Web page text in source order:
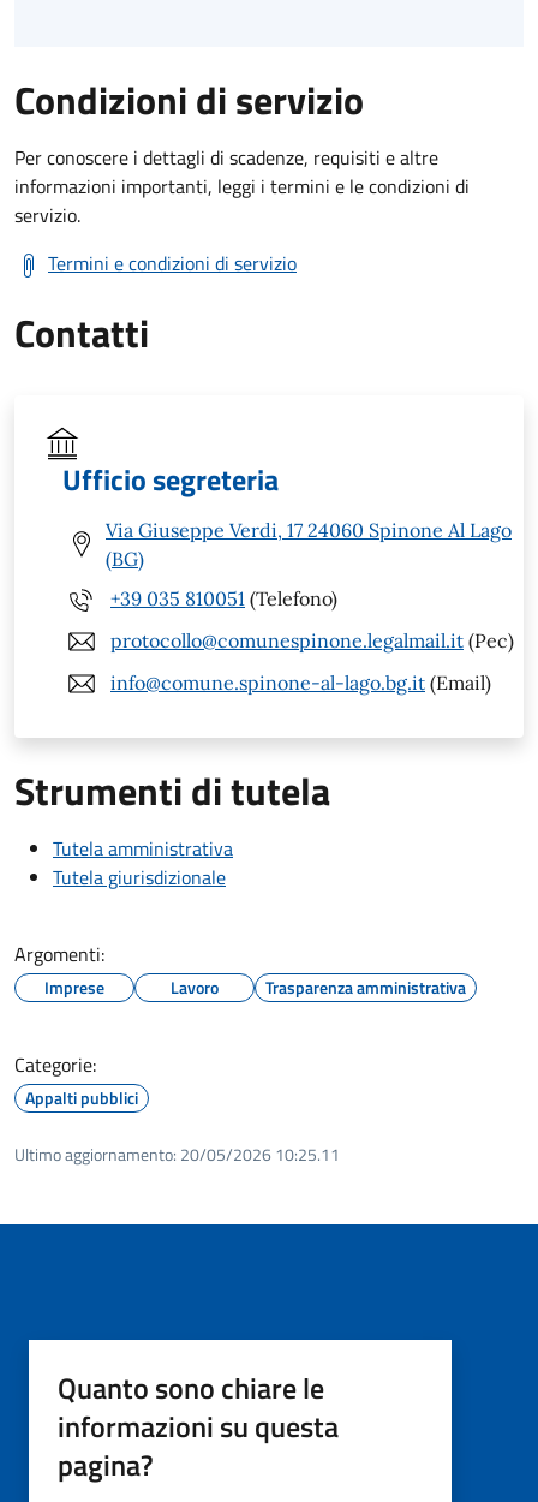
Condizioni di servizio
Per conoscere i dettagli di scadenze, requisiti e altre
informazioni importanti, leggi i termini e le condizioni di
servizio.
Termini e condizioni di servizio
Contatti
Ufficio segreteria
Via Giuseppe Verdi, 17 24060 Spinone Al Lago
(BG)
+39 035 810051 (Telefono)
protocollo@comunespinone.legalmail.it (Pec)
info@comune.spinone-al-lago.bg.it (Email)
Strumenti di tutela
Tutela amministrativa
Tutela giurisdizionale
Argomenti:
Imprese Lavoro Trasparenza amministrativa
Categorie:
Appalti pubblici
Ultimo aggiornamento: 20/05/2026 10:25.11
Quanto sono chiare le
informazioni su questa
pagina?